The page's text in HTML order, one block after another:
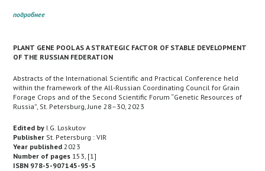
подробнее
PLANT GENE POOL AS A STRATEGIC FACTOR OF STABLE DEVELOPMENT
OF THE RUSSIAN FEDERATION
Abstracts of the International Scientific and Practical Conference held
within the framework of the All-Russian Coordinating Council for Grain
Forage Crops and of the Second Scientific Forum “Genetic Resources of
Russia”, St. Petersburg, June 28–30, 2023
Edited by I.G. Loskutov
Publisher St. Petersburg : VIR
Year published 2023
Number of pages 153, [1]
ISBN 978-5-907145-95-5